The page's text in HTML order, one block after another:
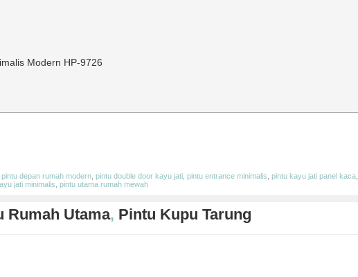
Modern HP-9726
pintu depan rumah modern, pintu double door kayu jati, pintu entrance minimalis, pintu kayu jati panel kaca,
jati minimalis, pintu utama rumah mewah
Rumah Utama, Pintu Kupu Tarung